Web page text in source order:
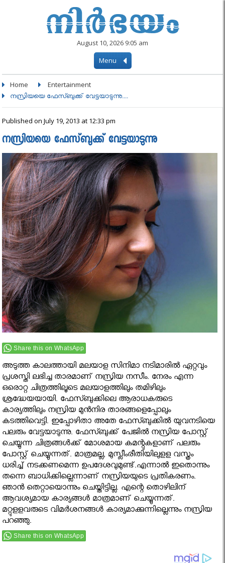
August 10, 2026 9:05 am
Menu
Home Entertainment
നസ്രിയയെ ഫേസ്ബുക്ക് വേട്ടയാടുന്നു....
Published on July 19, 2013 at 12:33 pm
നസ്രിയയെ ഫേസ്ബുക്ക് വേട്ടയാടുന്നു
Share this on WhatsApp
അടുത്ത കാലത്തായി മലയാള സിനിമാ നടിമാരില്‍ ഏറ്റവും
പ്രശസ്തി ലഭിച്ച താരമാണ് നസ്രിയ നസീം. നേരം എന്ന
ഒരൊറ്റ ചിത്രത്തിലൂടെ മലയാളത്തിലും തമിഴിലും
ശ്രദ്ധേയയായി. ഫേസ്ബുക്കിലെ ആരാധകരുടെ
കാര്യത്തിലും നസ്രിയ മുന്‍നിര താരങ്ങളെപ്പോലും
കടത്തിവെട്ടി. ഇപ്പോഴിതാ അതേ ഫേസ്ബുക്കില്‍ യുവനടിയെ
പലരും വേട്ടയാടുന്നു. ഫേസ്ബുക്ക് പേജില്‍ നസ്രിയ പോസ്റ്റ്
ചെയ്യുന്ന ചിത്രങ്ങള്‍ക്ക് മോശമായ കമന്റുകളാണ് പലരും
പോസ്റ്റ് ചെയ്യുന്നത്. മാത്രമല്ല, മുസ്ലീംരീതിയിലുളള വസ്ത്രം
ധരിച്ച് നടക്കണമെന്ന ഉപദേശവുമുണ്ട്.എന്നാല്‍ ഇതൊന്നും
തന്നെ ബാധിക്കില്ലെന്നാണ് നസ്രിയയുടെ പ്രതികരണം.
ഞാന്‍ തെറ്റായൊന്നും ചെയ്തിട്ടില്ല. എന്റെ തൊഴിലിന്
ആവശ്യമായ കാര്യങ്ങള്‍ മാത്രമാണ് ചെയ്യുന്നത്.
മറ്റുളളവരുടെ വിമര്‍ശനങ്ങള്‍ കാര്യമാക്കുന്നില്ലെന്നും നസ്രിയ
പറഞ്ഞു.
Share this on WhatsApp